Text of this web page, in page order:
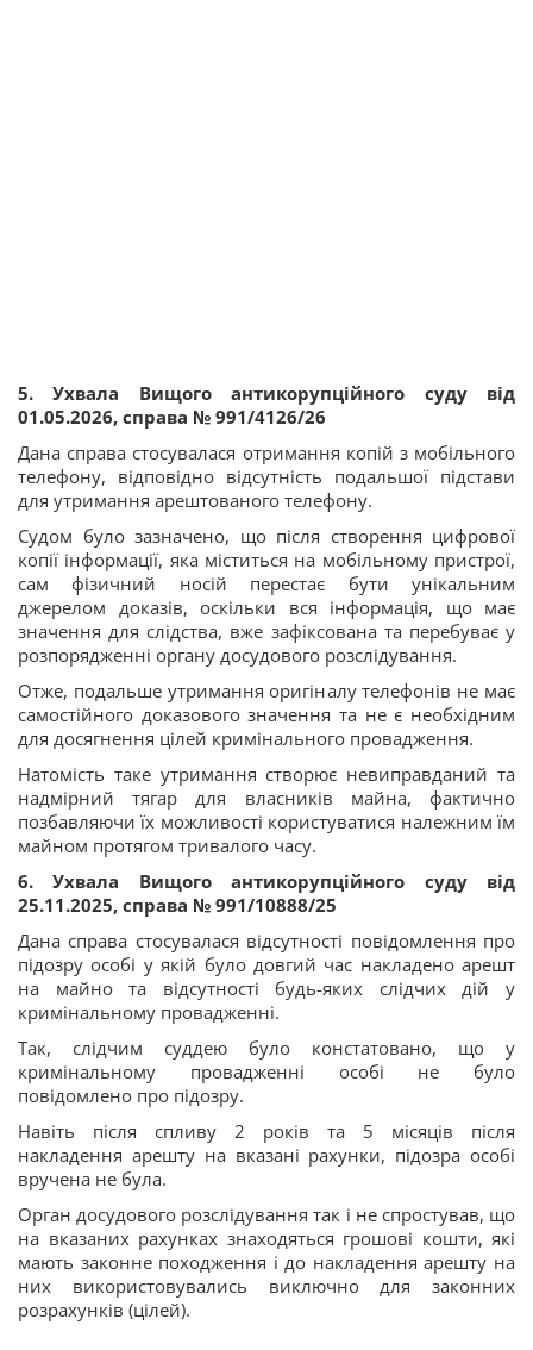
5. Ухвала Вищого антикорупційного суду від
01.05.2026, справа № 991/4126/26
Дана справа стосувалася отримання копій з мобільного
телефону, відповідно відсутність подальшої підстави
для утримання арештованого телефону.
Судом було зазначено, що після створення цифрової
копії інформації, яка міститься на мобільному пристрої,
сам фізичний носій перестає бути унікальним
джерелом доказів, оскільки вся інформація, що має
значення для слідства, вже зафіксована та перебуває у
розпорядженні органу досудового розслідування.
Отже, подальше утримання оригіналу телефонів не має
самостійного доказового значення та не є необхідним
для досягнення цілей кримінального провадження.
Натомість таке утримання створює невиправданий та
надмірний тягар для власників майна, фактично
позбавляючи їх можливості користуватися належним їм
майном протягом тривалого часу.
6. Ухвала Вищого антикорупційного суду від
25.11.2025, справа № 991/10888/25
Дана справа стосувалася відсутності повідомлення про
підозру особі у якій було довгий час накладено арешт
на майно та відсутності будь-яких слідчих дій у
кримінальному провадженні.
Так, слідчим суддею було констатовано, що у
кримінальному провадженні особі не було
повідомлено про підозру.
Навіть після спливу 2 років та 5 місяців після
накладення арешту на вказані рахунки, підозра особі
вручена не була.
Орган досудового розслідування так і не спростував, що
на вказаних рахунках знаходяться грошові кошти, які
мають законне походження і до накладення арешту на
них використовувались виключно для законних
розрахунків (цілей).